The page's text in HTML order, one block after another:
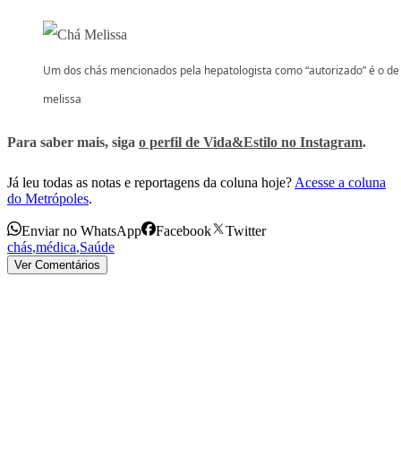
Um dos chás mencionados pela hepatologista como “autorizado” é o de
melissa
Para saber mais, siga o perfil de Vida&Estilo no Instagram.
Já leu todas as notas e reportagens da coluna hoje? Acesse a coluna
do Metrópoles.
Enviar no WhatsApp Facebook
Twitter
chás,médica,Saúde
Ver Comentários